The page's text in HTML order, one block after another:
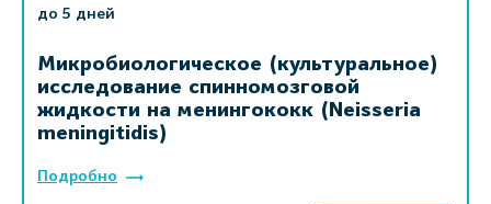
до 5 дней
Микробиологическое (культуральное)
исследование спинномозговой
жидкости на менингококк (Neisseria
meningitidis)
Подробно